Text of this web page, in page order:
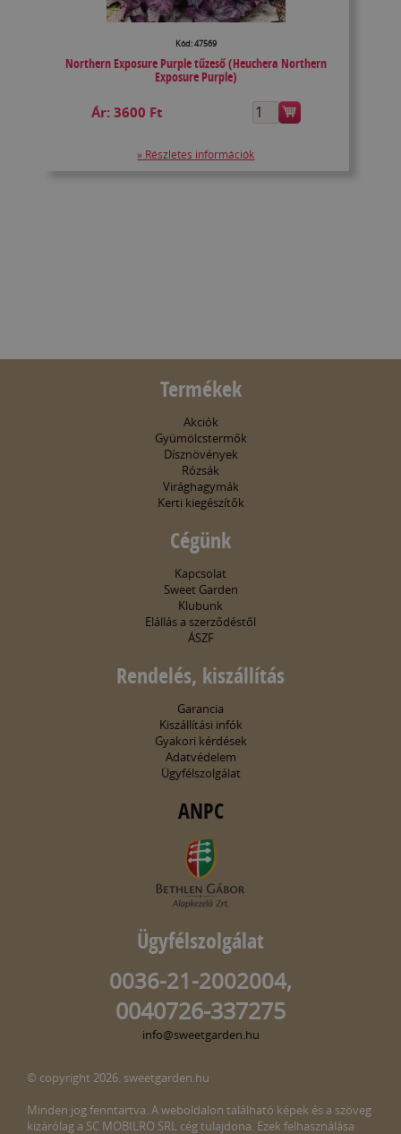
Kód: 47569
Northern Exposure Purple tűzeső (Heuchera Northern
Exposure Purple)
Ár:3600 Ft
» Részletes információk
Termékek
Akciók
Gyümölcstermők
Dísznövények
Rózsák
Virághagymák
Kerti kiegészítők
Cégünk
Kapcsolat
Sweet Garden
Klubunk
Elállás a szerződéstől
ÁSZF
Rendelés, kiszállítás
Garancia
Kiszállítási infók
Gyakori kérdések
Adatvédelem
Ügyfélszolgálat
ANPC
Ügyfélszolgálat
0036-21-2002004,
0040726-337275
info@sweetgarden.hu
© copyright 2026. sweetgarden.hu
Minden jog fenntartva. A weboldalon található képek és a szöveg
kizárólag a SC MOBILRO SRL cég tulajdona. Ezek felhasználása